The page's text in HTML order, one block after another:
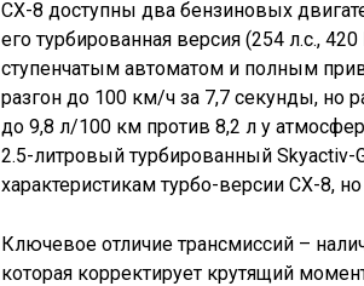
CX-8 доступны два бензиновых
его турбированная версия (254 л.с.,
ступенчатым автоматом и полным
разгон до 100 км/ч за 7,7 секунды, но
до 9,8 л/100 км против 8,2 л у
2.5-литровый турбированный Skyactiv-
характеристикам турбо-версии CX-8,
Ключевое отличие трансмиссий –
которая корректирует крутящий